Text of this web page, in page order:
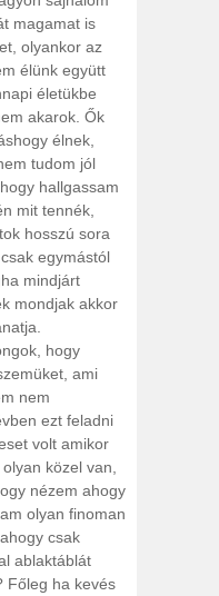
magamat is
olyankor az
élünk együtt
életükbe
akarok. Ők
élnek,
tudom jól
hallgassam
mit tennék,
hosszú sora
egymástól
mindjárt
mondjak akkor
hogy
ami
nem
ezt feladni
volt amikor
közel van,
nézem ahogy
olyan finoman
csak
ablaktáblát
Főleg ha kevés